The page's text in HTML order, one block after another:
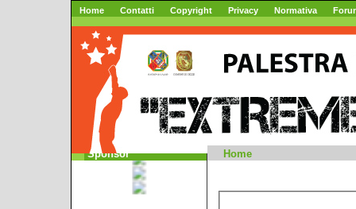
Home Contatti Copyright Privacy Normativa
Sponsor Home